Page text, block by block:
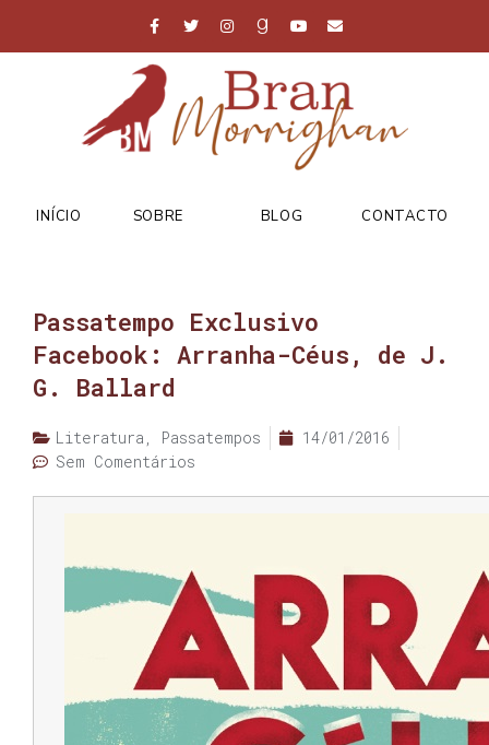
INÍCIO SOBRE BLOG CONTACTO
Passatempo Exclusivo
Facebook: Arranha-Céus, de J.
G. Ballard
Literatura , Passatempos
14/01/2016
Sem Comentários